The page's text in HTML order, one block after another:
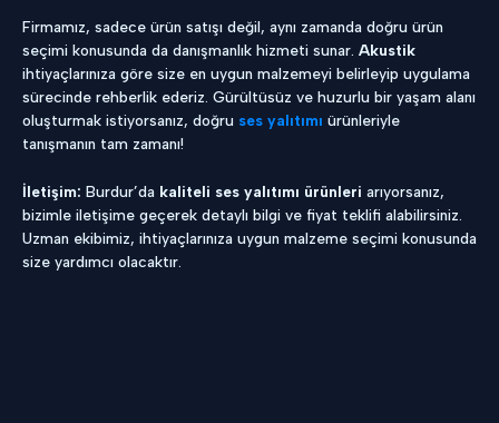
Firmamız, sadece ürün satışı değil, aynı zamanda doğru ürün
seçimi konusunda da danışmanlık hizmeti sunar. Akustik
ihtiyaçlarınıza göre size en uygun malzemeyi belirleyip uygulama
sürecinde rehberlik ederiz. Gürültüsüz ve huzurlu bir yaşam alanı
oluşturmak istiyorsanız, doğru ses yalıtımı ürünleriyle
tanışmanın tam zamanı!
İletişim: Burdur’da kaliteli ses yalıtımı ürünleri arıyorsanız,
bizimle iletişime geçerek detaylı bilgi ve fiyat teklifi alabilirsiniz.
Uzman ekibimiz, ihtiyaçlarınıza uygun malzeme seçimi konusunda
size yardımcı olacaktır.